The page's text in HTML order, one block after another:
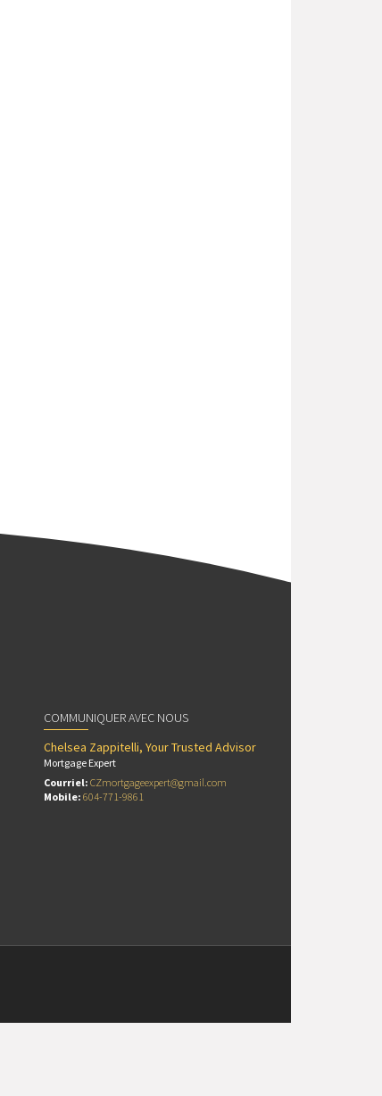
COMMUNIQUER AVEC NOUS
Chelsea Zappitelli, Your Trusted Advisor
Mortgage Expert
Courriel: CZmortgageexpert@gmail.com
Mobile: 604-771-9861